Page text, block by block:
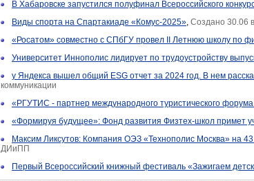
В Хабаровске запустился полуфинал Всероссийского
Виды спорта на Спартакиаде «Комус-2025», Создано 30.06
«Росатом» совместно с СПбГУ провел II Летнюю школу по
Университет Иннополис лидирует по трудоустройству
у Яндекса вышел общий ESG отчет за 2024 год. В нем
коммуникации
«РГУТИС - партнер международного туристического
«Формируя будущее»: Фонд развития Физтех-школ примет
Максим Ликсутов: Компания ОЭЗ «Технополис Москва» на
ДИиПП
Первый Всероссийский книжный фестиваль «Зажигаем